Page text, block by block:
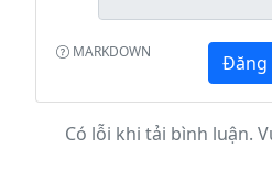
MARKDOWN Đăng
Có lỗi khi tải bình luận.